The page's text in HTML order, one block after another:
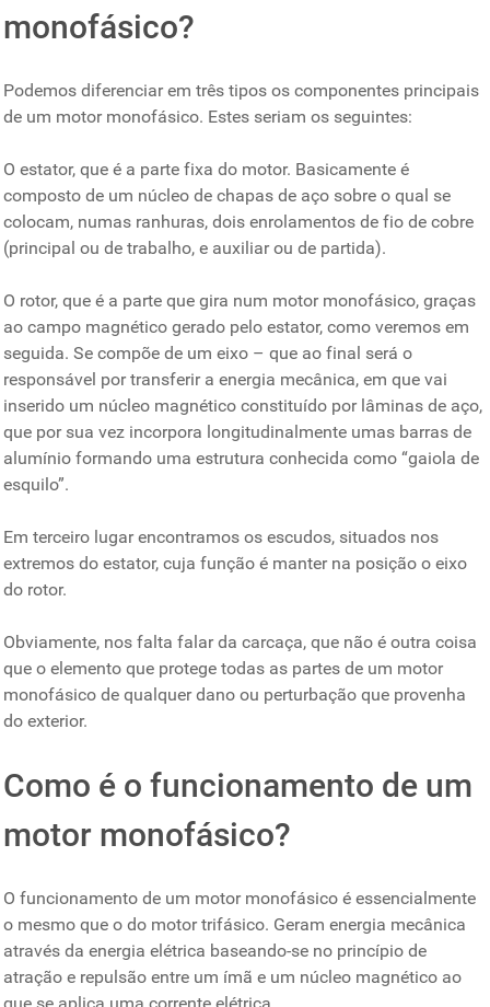
monofásico?
Podemos diferenciar em três tipos os componentes principais
de um motor monofásico. Estes seriam os seguintes:
O estator, que é a parte fixa do motor. Basicamente é
composto de um núcleo de chapas de aço sobre o qual se
colocam, numas ranhuras, dois enrolamentos de fio de cobre
(principal ou de trabalho, e auxiliar ou de partida).
O rotor, que é a parte que gira num motor monofásico, graças
ao campo magnético gerado pelo estator, como veremos em
seguida. Se compõe de um eixo – que ao final será o
responsável por transferir a energia mecânica, em que vai
inserido um núcleo magnético constituído por lâminas de aço,
que por sua vez incorpora longitudinalmente umas barras de
alumínio formando uma estrutura conhecida como “gaiola de
esquilo”.
Em terceiro lugar encontramos os escudos, situados nos
extremos do estator, cuja função é manter na posição o eixo
do rotor.
Obviamente, nos falta falar da carcaça, que não é outra coisa
que o elemento que protege todas as partes de um motor
monofásico de qualquer dano ou perturbação que provenha
do exterior.
Como é o funcionamento de um
motor monofásico?
O funcionamento de um motor monofásico é essencialmente
o mesmo que o do motor trifásico. Geram energia mecânica
através da energia elétrica baseando-se no princípio de
atração e repulsão entre um ímã e um núcleo magnético ao